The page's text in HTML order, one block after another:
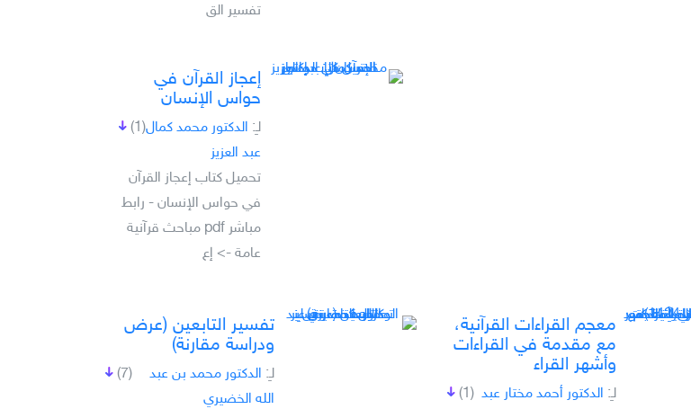
تفسير الق
إعجاز القرآن في
حواس الإنسان
(1) لـِ: الدكتور محمد كمال
عبد العزيز
تحميل كتاب إعجاز القرآن
في حواس الإنسان - رابط
مباشر pdf مباحث قرآنية
عامة -> إع
معجم القراءات القرآنية،
مع مقدمة في القراءات
وأشهر القراء
(1) لـِ: الدكتور أحمد مختار عبد
تفسير التابعين (عرض
ودراسة مقارنة)
(7) لـِ: الدكتور محمد بن عبد
الله الخضيري